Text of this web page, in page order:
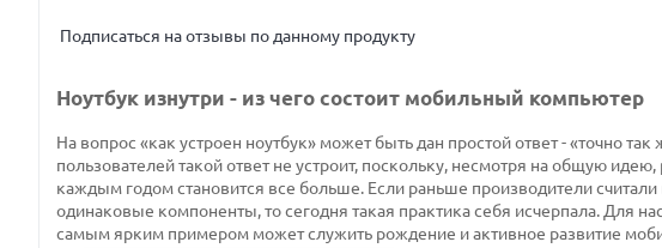
Подписаться на отзывы по данному продукту
Ноутбук изнутри - из чего состоит мобильный компьютер
На вопрос «как устроен ноутбук» может быть дан простой ответ - «точно
пользователей такой ответ не устроит, поскольку, несмотря на общую
каждым годом становится все больше. Если раньше производители считали
одинаковые компоненты, то сегодня такая практика себя исчерпала. Для
самым ярким примером может служить рождение и активное развитие